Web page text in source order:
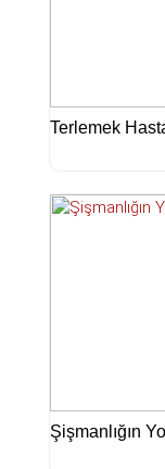
Terlemek
Şişmanlığın